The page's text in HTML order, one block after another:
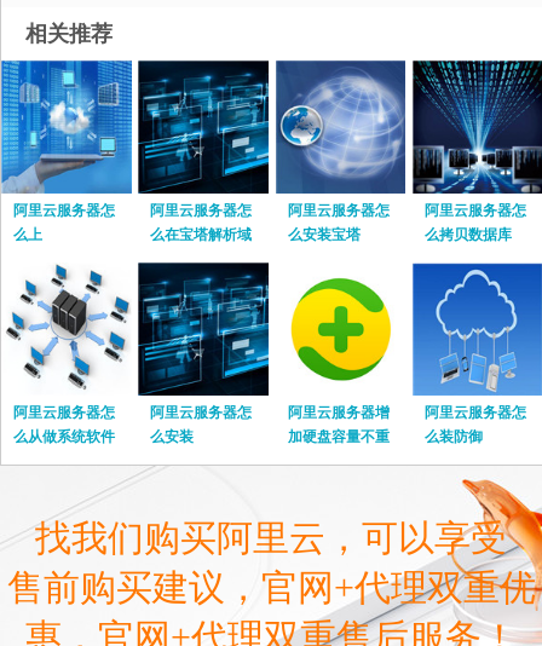
相关推荐
阿里云服务器怎
么上
阿里云服务器怎
么在宝塔解析域
名
阿里云服务器怎
么安装宝塔
阿里云服务器怎
么拷贝数据库
阿里云服务器怎
么从做系统软件
阿里云服务器怎
么安装
阿里云服务器增
加硬盘容量不重
启
阿里云服务器怎
么装防御
找我们购买阿里云，可以享受
售前购买建议，官网+代理双重优
惠，官网+代理双重售后服务！